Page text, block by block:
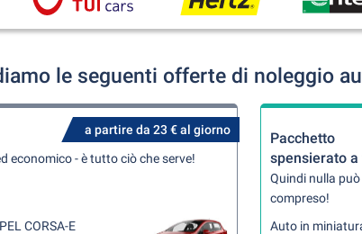
le seguenti offerte di noleggio
a partire da 23 € al giorno
economico - è tutto ciò che serve!
CORSA-E
Pacchetto
spensierato
Quindi nulla
compreso!
Auto in